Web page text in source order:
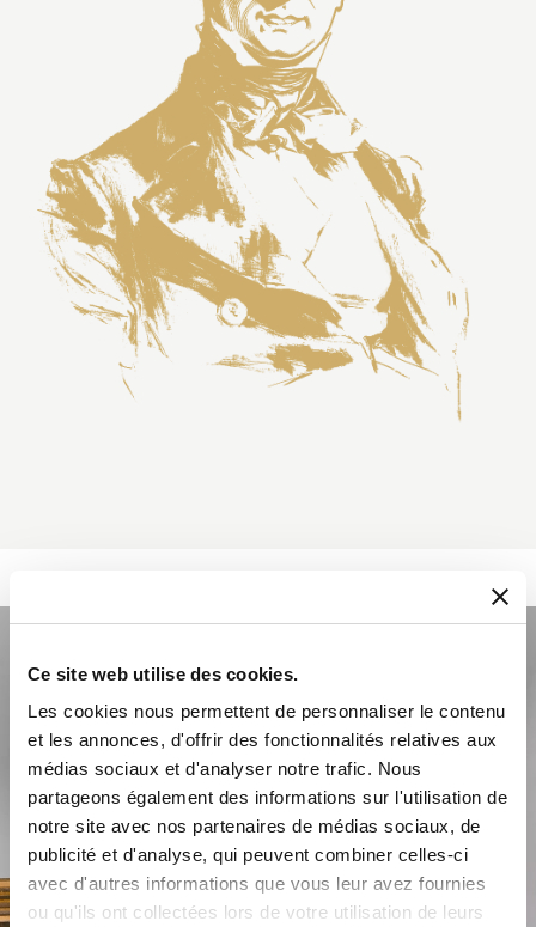
Ce site web utilise des cookies.
Les cookies nous permettent de personnaliser le contenu
et les annonces, d'offrir des fonctionnalités relatives aux
médias sociaux et d'analyser notre trafic. Nous
partageons également des informations sur l'utilisation de
notre site avec nos partenaires de médias sociaux, de
publicité et d'analyse, qui peuvent combiner celles-ci
avec d'autres informations que vous leur avez fournies
ou qu'ils ont collectées lors de votre utilisation de leurs